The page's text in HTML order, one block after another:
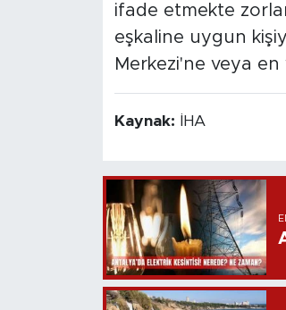
ifade etmekte
eşkaline uygun
Merkezi'ne veya
Kaynak: İHA